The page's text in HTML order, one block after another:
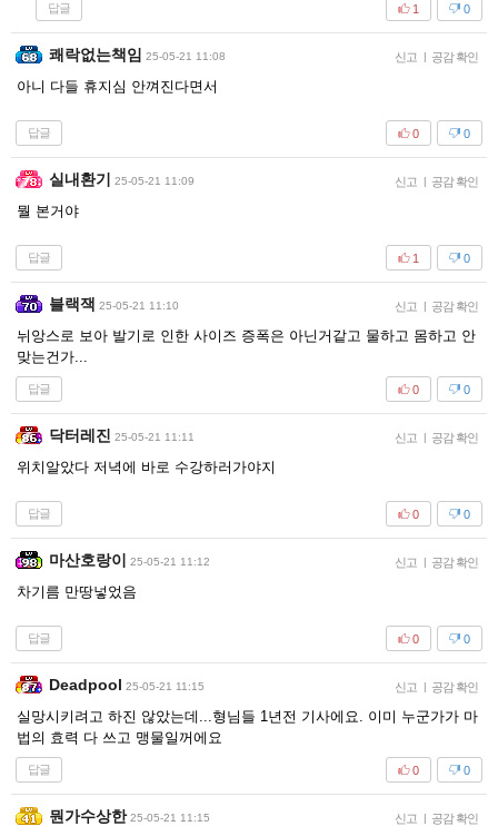
답글 0
1
쾌락없는책임 25-05-21 11:08 신고 | 공감 확인
아니 다들 휴지심 안껴진다면서
답글 0
0
실내환기 25-05-21 11:09 신고 | 공감 확인
뭘 본거야
답글 0
1
블랙잭 25-05-21 11:10 신고 | 공감 확인
뉘앙스로 보아 발기로 인한 사이즈 증폭은 아닌거같고 물하고 몸하고 안
맞는건가...
답글 0
0
닥터레진 25-05-21 11:11 신고 | 공감 확인
위치알았다 저녁에 바로 수강하러가야지
답글 0
0
마산호랑이 25-05-21 11:12 신고 | 공감 확인
차기름 만땅넣었음
답글 0
0
Deadpool 25-05-21 11:15 신고 | 공감 확인
실망시키려고 하진 않았는데...형님들 1년전 기사에요. 이미 누군가가 마
법의 효력 다 쓰고 맹물일꺼에요
답글 0
0
뭔가수상한 25-05-21 11:15 신고 | 공감 확인